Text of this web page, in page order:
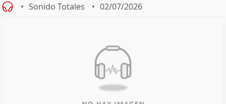
Sonido Totales 02/07/2026